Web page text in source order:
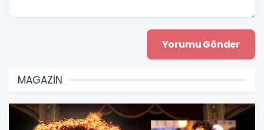
MAGAZİN